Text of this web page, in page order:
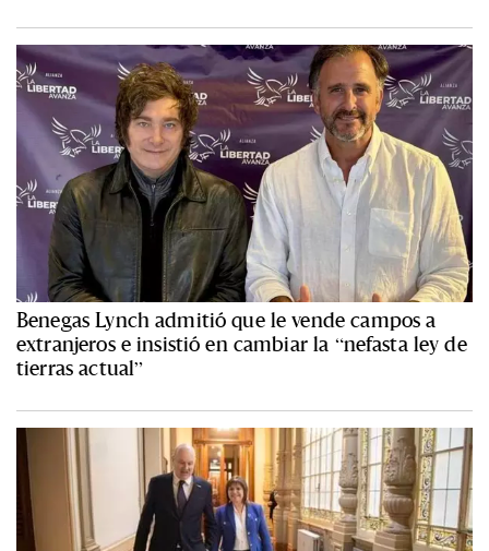
Benegas Lynch admitió que le vende campos a
extranjeros e insistió en cambiar la “nefasta ley de
tierras actual”